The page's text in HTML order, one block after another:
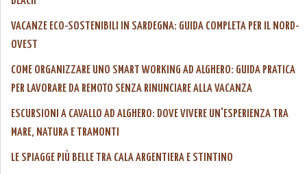
VACANZE ECO-SOSTENIBILI IN SARDEGNA: GUIDA COMPLETA PER IL NORD-
OVEST
COME ORGANIZZARE UNO SMART WORKING AD ALGHERO: GUIDA PRATICA
PER LAVORARE DA REMOTO SENZA RINUNCIARE ALLA VACANZA
ESCURSIONI A CAVALLO AD ALGHERO: DOVE VIVERE UN'ESPERIENZA TRA
MARE, NATURA E TRAMONTI
LE SPIAGGE PIÙ BELLE TRA CALA ARGENTIERA E STINTINO